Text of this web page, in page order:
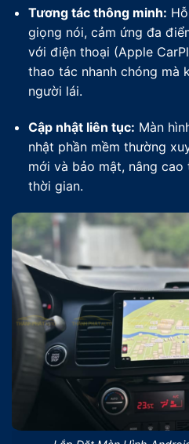
Tương tác thông minh:
giọng nói, cảm ứng đa
với điện thoại (Apple
thao tác nhanh chóng mà
người lái.
Cập nhật liên tục: Màn
nhật phần mềm thường
mới và bảo mật, nâng
thời gian.